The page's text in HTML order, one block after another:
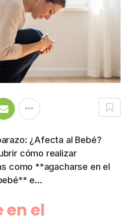
¿Afecta al Bebé?
cómo realizar
como **agacharse en el
e…
el